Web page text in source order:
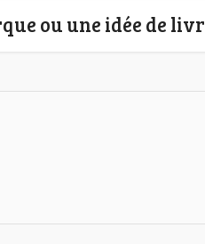
ou une idée de